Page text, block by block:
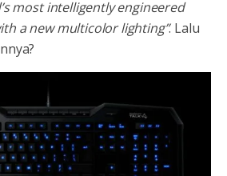
most intelligently engineered
a new multicolor lighting”. Lalu